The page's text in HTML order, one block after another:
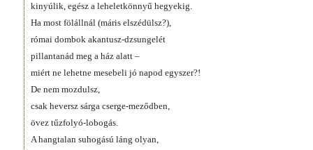
kinyúlik, egész a leheletkönnyű hegyekig.
Ha most fölállnál (máris elszédülsz?),
római dombok akantusz-dzsungelét
pillantanád meg a ház alatt –
miért ne lehetne mesebeli jó napod egyszer?!
De nem mozdulsz,
csak heversz sárga cserge-meződben,
övez tűzfolyó-lobogás.
A hangtalan suhogású láng olyan,